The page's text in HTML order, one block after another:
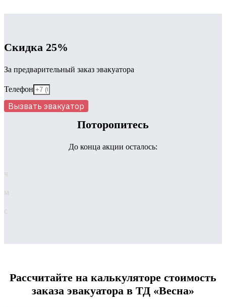
Скидка 25%
За предварительный заказ эвакуатора
Телефон
Вызвать эвакуатор
Поторопитесь
До конца акции осталось:
ч
м
с
Рассчитайте на калькуляторе стоимость
заказа эвакуатора в ТД «Весна»